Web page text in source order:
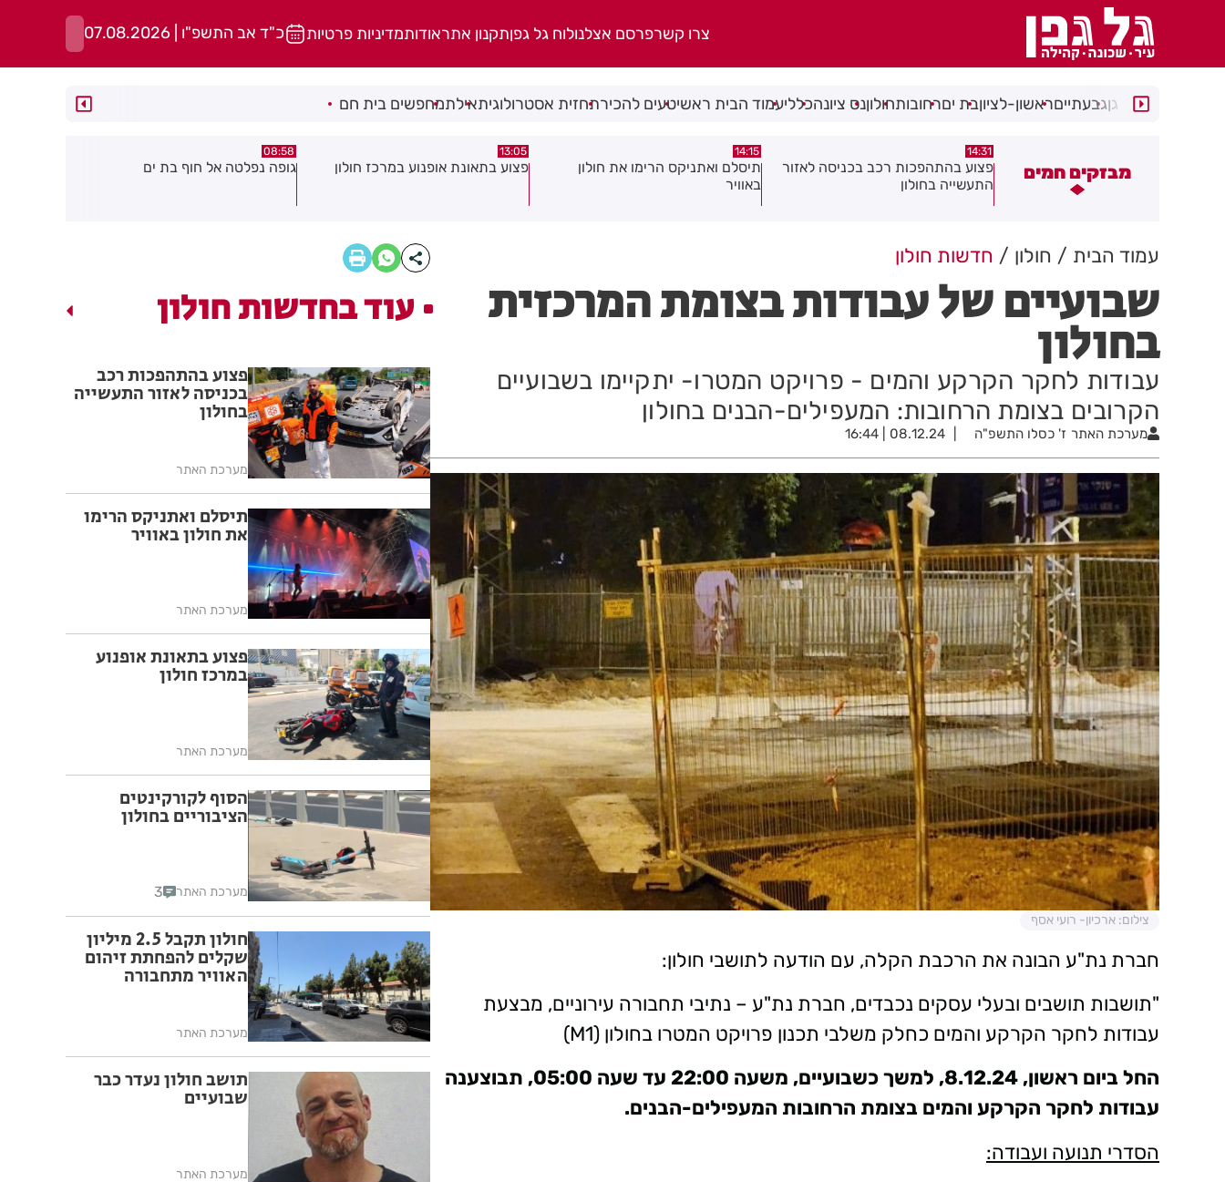
צרו קשרפרסם אצלנולוח גל גפןתקנון אתראודותמדיניות פרטיות כ"ד אב התשפ"ו | 07.08.2026
רמת גןגבעתייםראשון-לציוןבת יםרחובותחולוןנס ציונהכלליעמוד הבית ראשיטעים להכירתחזית אסטרולוגיתאילתמחפשים בית חם
מבזקים חמים
פצוע בהתהפכות רכב בכניסה לאזור
14:15
תיסלם ואתניקס הרימו את חולון
באוויר
13:05
פצוע בתאונת אופנוע במרכז חולון
08:58
גופה נפלטה אל חוף בת ים
08:29
חשד להצתה בשלושה מוקדים ברמת
עמוד הבית חולון חדשות חולון
שבועיים של עבודות בצומת המרכזית
בחולון
עבודות לחקר הקרקע והמים - פרויקט המטרו- יתקיימו בשבועיים
הקרובים בצומת הרחובות: המעפילים-הבנים בחולון
מערכת האתר ז' כסלו התשפ"ה 08.12.24 | 16:44
צילום: ארכיון- רועי אסף
חברת נת"ע הבונה את הרכבת הקלה, עם הודעה לתושבי חולון:
"תושבות תושבים ובעלי עסקים נכבדים, חברת נת"ע – נתיבי תחבורה עירוניים, מבצעת
עבודות לחקר הקרקע והמים כחלק משלבי תכנון פרויקט המטרו בחולון (M1)
החל ביום ראשון, 8.12.24, למשך כשבועיים, משעה 22:00 עד שעה 05:00, תבוצענה
עבודות לחקר הקרקע והמים בצומת הרחובות המעפילים-הבנים.
הסדרי תנועה ועבודה:
עוד בחדשות חולון
פצוע בהתהפכות רכב
בכניסה לאזור התעשייה
בחולון
מערכת האתר
תיסלם ואתניקס הרימו
את חולון באוויר
מערכת האתר
פצוע בתאונת אופנוע
במרכז חולון
מערכת האתר
הסוף לקורקינטים
הציבוריים בחולון
מערכת האתר 3
חולון תקבל 2.5 מיליון
שקלים להפחתת זיהום
האוויר מתחבורה
מערכת האתר
תושב חולון נעדר כבר
שבועיים
מערכת האתר